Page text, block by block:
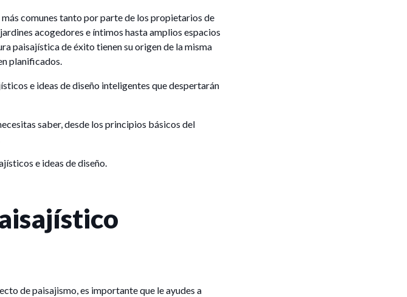
comunes tanto por parte de los propietarios de
acogedores e íntimos hasta amplios espacios
paisajística de éxito tienen su origen de la misma
planificados.
e ideas de diseño inteligentes que despertarán
saber, desde los principios básicos del
e ideas de diseño.
de paisajismo, es importante que le ayudes a